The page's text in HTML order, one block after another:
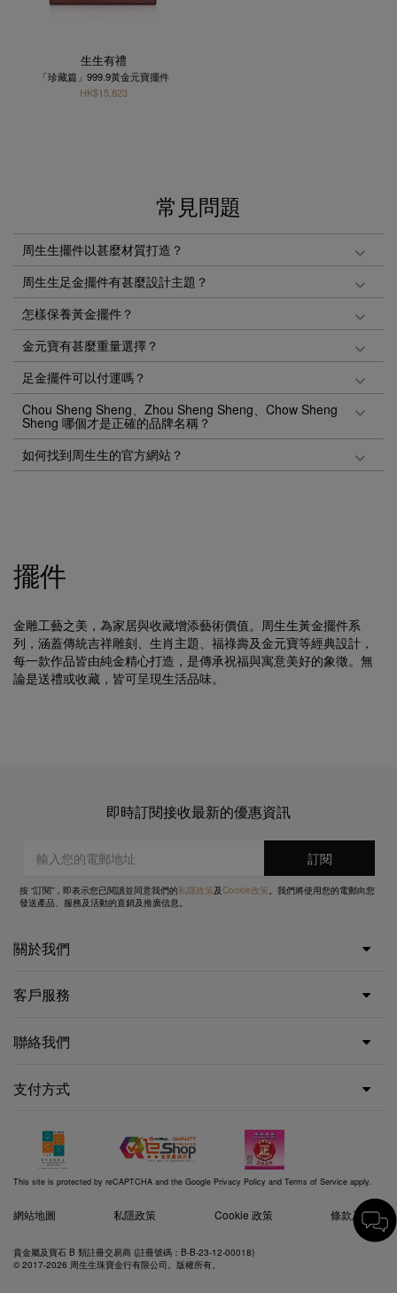
生生有禮
「珍藏篇」999.9黃金元寶擺件
HK$15,823
常見問題
周生生擺件以甚麼材質打造？
周生生足金擺件有甚麼設計主題？
怎樣保養黃金擺件？
金元寶有甚麼重量選擇？
足金擺件可以付運嗎？
Chou Sheng Sheng、Zhou Sheng Sheng、Chow Sheng
Sheng 哪個才是正確的品牌名稱？
如何找到周生生的官方網站？
擺件
金雕工藝之美，為家居與收藏增添藝術價值。周生生黃金擺件系
列，涵蓋傳統吉祥雕刻、生肖主題、福祿壽及金元寶等經典設計，
每一款作品皆由純金精心打造，是傳承祝福與寓意美好的象徵。無
論是送禮或收藏，皆可呈現生活品味。
即時訂閱接收最新的優惠資訊
按 “訂閱”，即表示您已閱讀並同意我們的私隱政策及Cookie政策。我們將使用您的電郵向您
發送產品、服務及活動的直銷及推廣信息。
關於我們
客戶服務
聯絡我們
支付方式
This site is protected by reCAPTCHA and the Google Privacy Policy and Terms of Service apply.
網站地圖 私隱政策 Cookie 政策 條款及細則
貴金屬及寶石 B 類註冊交易商 (註冊號碼：B-B-23-12-00018)
© 2017-2026 周生生珠寶金行有限公司。版權所有。